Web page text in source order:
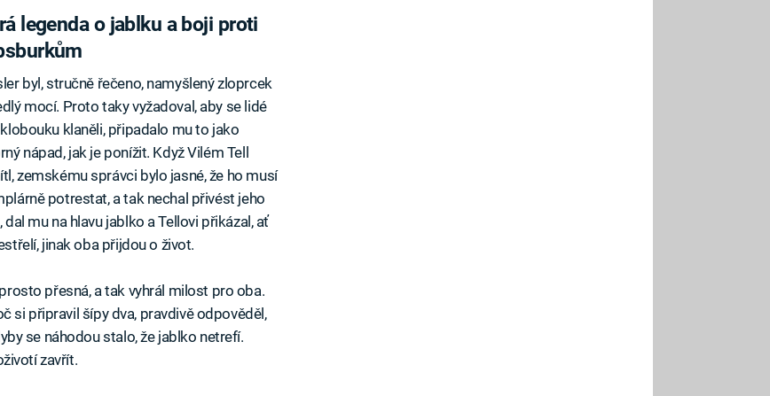
legenda o jablku a boji proti
byl, stručně řečeno, namyšlený zloprcek
mocí. Proto taky vyžadoval, aby se lidé
klaněli, připadalo mu to jako
nápad, jak je ponížit. Když Vilém Tell
zemskému správci bylo jasné, že ho musí
potrestat, a tak nechal přivést jeho
dal mu na hlavu jablko a Tellovi přikázal, ať
jinak oba přijdou o život.
přesná, a tak vyhrál milost pro oba.
si připravil šípy dva, pravdivě odpověděl,
se náhodou stalo, že jablko netrefí.
zavřít.